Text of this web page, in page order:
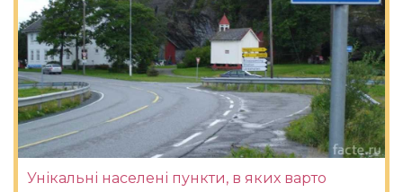
Унікальні населені пункти, в яких варто